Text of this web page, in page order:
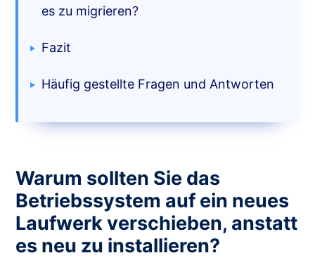
es zu migrieren?
Fazit
Häufig gestellte Fragen und Antworten
Warum sollten Sie das
Betriebssystem auf ein neues
Laufwerk verschieben, anstatt
es neu zu installieren?